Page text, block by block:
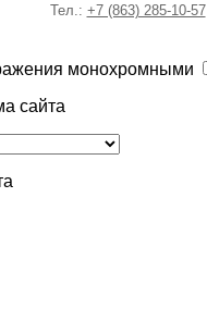
Тел.: +7 (863) 285-10-57
монохромными
сайта